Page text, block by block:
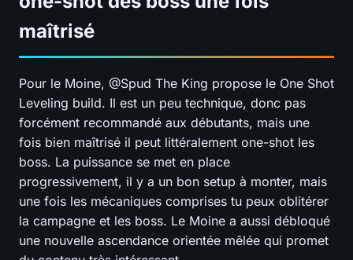
maîtrisé
Pour le Moine, @Spud The King propose le One Shot
Leveling build. Il est un peu technique, donc pas
forcément recommandé aux débutants, mais une
fois bien maîtrisé il peut littéralement one-shot les
boss. La puissance se met en place
progressivement, il y a un bon setup à monter, mais
une fois les mécaniques comprises tu peux oblitérer
la campagne et les boss. Le Moine a aussi débloqué
une nouvelle ascendance orientée mêlée qui promet